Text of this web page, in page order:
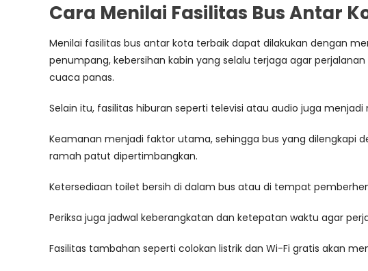
Cara Menilai Fasilitas Bus Antar
Menilai fasilitas bus antar kota terbaik dapat dilakukan dengan
penumpang, kebersihan kabin yang selalu terjaga agar
cuaca panas.
Selain itu, fasilitas hiburan seperti televisi atau audio juga
Keamanan menjadi faktor utama, sehingga bus yang dilengkapi
ramah patut dipertimbangkan.
Ketersediaan toilet bersih di dalam bus atau di tempat
Periksa juga jadwal keberangkatan dan ketepatan waktu agar
Fasilitas tambahan seperti colokan listrik dan Wi-Fi gratis akan